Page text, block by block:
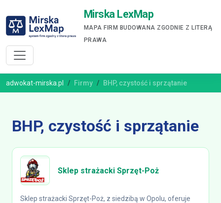
Mirska LexMap
MAPA FIRM BUDOWANA ZGODNIE Z LITERĄ
PRAWA
adwokat-mirska.pl Firmy BHP, czystość i sprzątanie
BHP, czystość i sprzątanie
Sklep strażacki Sprzęt-Poż
Sklep strażacki Sprzęt-Poż, z siedzibą w Opolu, oferuje